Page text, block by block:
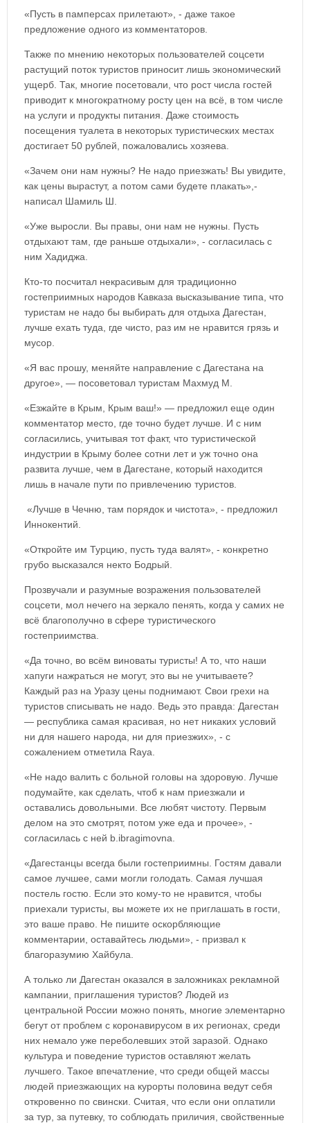
«Пусть в памперсах прилетают», - даже такое
предложение одного из комментаторов.
Также по мнению некоторых пользователей соцсети
растущий поток туристов приносит лишь экономический
ущерб. Так, многие посетовали, что рост числа гостей
приводит к многократному росту цен на всё, в том числе
на услуги и продукты питания. Даже стоимость
посещения туалета в некоторых туристических местах
достигает 50 рублей, пожаловались хозяева.
«Зачем они нам нужны? Не надо приезжать! Вы увидите,
как цены вырастут, а потом сами будете плакать»,-
написал Шамиль Ш.
«Уже выросли. Вы правы, они нам не нужны. Пусть
отдыхают там, где раньше отдыхали», - согласилась с
ним Хадиджа.
Кто-то посчитал некрасивым для традиционно
гостеприимных народов Кавказа высказывание типа, что
туристам не надо бы выбирать для отдыха Дагестан,
лучше ехать туда, где чисто, раз им не нравится грязь и
мусор.
«Я вас прошу, меняйте направление с Дагестана на
другое», — посоветовал туристам Махмуд М.
«Езжайте в Крым, Крым ваш!» — предложил еще один
комментатор место, где точно будет лучше. И с ним
согласились, учитывая тот факт, что туристической
индустрии в Крыму более сотни лет и уж точно она
развита лучше, чем в Дагестане, который находится
лишь в начале пути по привлечению туристов.
«Лучше в Чечню, там порядок и чистота», - предложил
Иннокентий.
«Откройте им Турцию, пусть туда валят», - конкретно
грубо высказался некто Бодрый.
Прозвучали и разумные возражения пользователей
соцсети, мол нечего на зеркало пенять, когда у самих не
всё благополучно в сфере туристического
гостеприимства.
«Да точно, во всём виноваты туристы! А то, что наши
хапуги нажраться не могут, это вы не учитываете?
Каждый раз на Уразу цены поднимают. Свои грехи на
туристов списывать не надо. Ведь это правда: Дагестан
— республика самая красивая, но нет никаких условий
ни для нашего народа, ни для приезжих», - с
сожалением отметила Raya.
«Не надо валить с больной головы на здоровую. Лучше
подумайте, как сделать, чтоб к нам приезжали и
оставались довольными. Все любят чистоту. Первым
делом на это смотрят, потом уже еда и прочее», -
согласилась с ней b.ibragimovna.
«Дагестанцы всегда были гостеприимны. Гостям давали
самое лучшее, сами могли голодать. Самая лучшая
постель гостю. Если это кому-то не нравится, чтобы
приехали туристы, вы можете их не приглашать в гости,
это ваше право. Не пишите оскорбляющие
комментарии, оставайтесь людьми», - призвал к
благоразумию Хайбула.
А только ли Дагестан оказался в заложниках рекламной
кампании, приглашения туристов? Людей из
центральной России можно понять, многие элементарно
бегут от проблем с коронавирусом в их регионах, среди
них немало уже переболевших этой заразой. Однако
культура и поведение туристов оставляют желать
лучшего. Такое впечатление, что среди общей массы
людей приезжающих на курорты половина ведут себя
откровенно по свински. Считая, что если они оплатили
за тур, за путевку, то соблюдать приличия, свойственные